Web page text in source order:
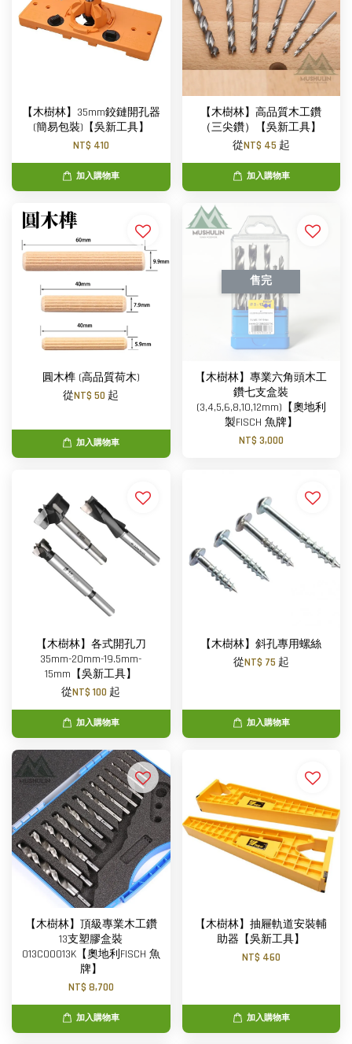
【木樹林】35mm鉸鏈開孔器
(簡易包裝)【吳新工具】
NT$ 410
加入購物車
【木樹林】高品質木工鑽
（三尖鑽）【吳新工具】
從NT$ 45 起
加入購物車
圓木榫 (高品質荷木)
從NT$ 50 起
加入購物車
售完
【木樹林】專業六角頭木工
鑽七支盒裝
(3,4,5,6,8,10,12mm)【奧地利
製FISCH 魚牌】
NT$ 3,000
【木樹林】各式開孔刀
35mm-20mm-19.5mm-
15mm【吳新工具】
從NT$ 100 起
加入購物車
【木樹林】斜孔專用螺絲
從NT$ 75 起
加入購物車
【木樹林】頂級專業木工鑽
13支塑膠盒裝
013C00013K【奧地利FISCH 魚
牌】
NT$ 8,700
加入購物車
【木樹林】抽屜軌道安裝輔
助器【吳新工具】
NT$ 460
加入購物車